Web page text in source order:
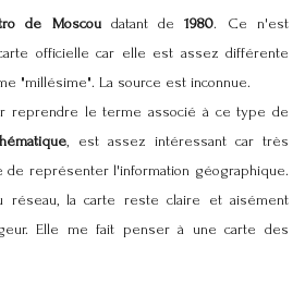
de Moscoudatant de1980. Ce n'est
officielle car elle est assez différente
"millésime". La source est inconnue.
reprendre le terme associé à ce type de
, est assez intéressant car très
de représenter l'information géographique.
réseau, la carte reste claire et aisément
Elle me fait penser à une carte des